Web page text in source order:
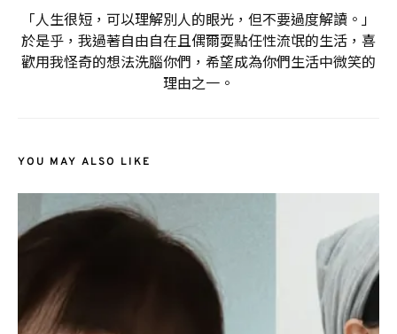
「人生很短，可以理解別人的眼光，但不要過度解讀。」
於是乎，我過著自由自在且偶爾耍點任性流氓的生活，喜
歡用我怪奇的想法洗腦你們，希望成為你們生活中微笑的
理由之一。
YOU MAY ALSO LIKE